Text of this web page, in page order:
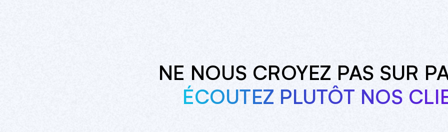
NE NOUS CROYEZ PAS SUR
ÉCOUTEZ PLUTÔT NOS